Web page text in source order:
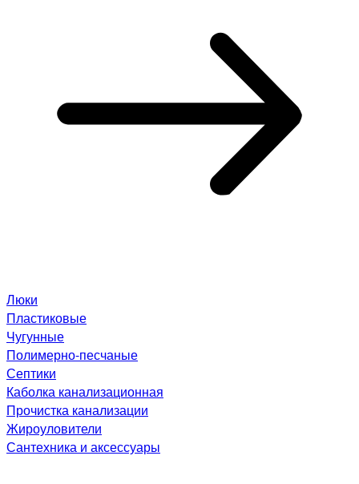
Люки
Пластиковые
Чугунные
Полимерно-песчаные
Септики
Каболка канализационная
Прочистка канализации
Жироуловители
Сантехника и аксессуары